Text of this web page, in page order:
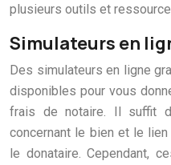
plusieurs outils et
Simulateurs en
Des simulateurs en ligne
disponibles pour vous
frais de notaire. Il suffit
concernant le bien et le
le donataire. Cependant,